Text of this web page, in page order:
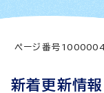
ページ番号
新着更新情報